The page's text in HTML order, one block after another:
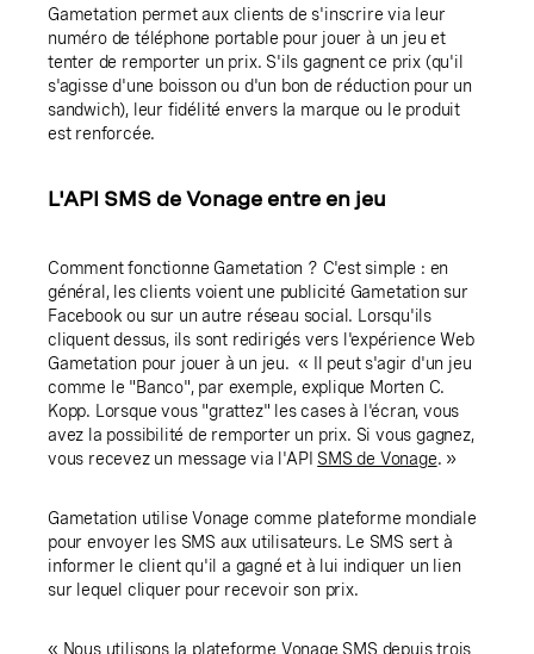
Gametation permet aux clients de s'inscrire via leur
numéro de téléphone portable pour jouer à un jeu et
tenter de remporter un prix. S'ils gagnent ce prix (qu'il
s'agisse d'une boisson ou d'un bon de réduction pour un
sandwich), leur fidélité envers la marque ou le produit
est renforcée.
L'API SMS de Vonage entre en jeu
Comment fonctionne Gametation ? C'est simple : en
général, les clients voient une publicité Gametation sur
Facebook ou sur un autre réseau social. Lorsqu'ils
cliquent dessus, ils sont redirigés vers l'expérience Web
Gametation pour jouer à un jeu. « Il peut s'agir d'un jeu
comme le "Banco", par exemple, explique Morten C.
Kopp. Lorsque vous "grattez" les cases à l'écran, vous
avez la possibilité de remporter un prix. Si vous gagnez,
vous recevez un message via l'API SMS de Vonage. »
Gametation utilise Vonage comme plateforme mondiale
pour envoyer les SMS aux utilisateurs. Le SMS sert à
informer le client qu'il a gagné et à lui indiquer un lien
sur lequel cliquer pour recevoir son prix.
« Nous utilisons la plateforme Vonage SMS depuis trois